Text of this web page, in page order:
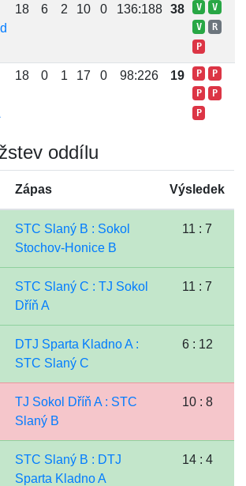
18 6 2 10 0 136:188 38 V
V
V
R
P
18 0 1 17 0 98:226 19 P
P
P
P
P
oddílu
Zápas Výsledek
STC Slaný B : Sokol
Stochov-Honice B
11 : 7
STC Slaný C : TJ Sokol
Dříň A
11 : 7
DTJ Sparta Kladno A :
STC Slaný C
6 : 12
TJ Sokol Dříň A : STC
Slaný B
10 : 8
STC Slaný B : DTJ
Sparta Kladno A
14 : 4